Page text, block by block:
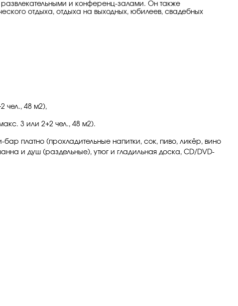
и конференц-залами. Он также
отдыха, отдыха на выходных, юбилеев, свадебных
чел., 48 м2),
3 или 2+2 чел., 48 м2).
платно (прохладительные напитки, сок, пиво, ликёр, вино
и душ (раздельные), утюг и гладильная доска, CD/DVD-